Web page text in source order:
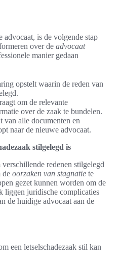
is de volgende stap
over de advocaat
manier gedaan
opstelt waarin de reden van
om de relevante
over de zaak te bundelen.
van alle documenten en
naar de nieuwe advocaat.
stilgelegd is
redenen stilgelegd
de oorzaken van stagnatie te
gezet kunnen worden om de
liggen juridische complicaties
de huidige advocaat aan de
een letselschadezaak stil kan